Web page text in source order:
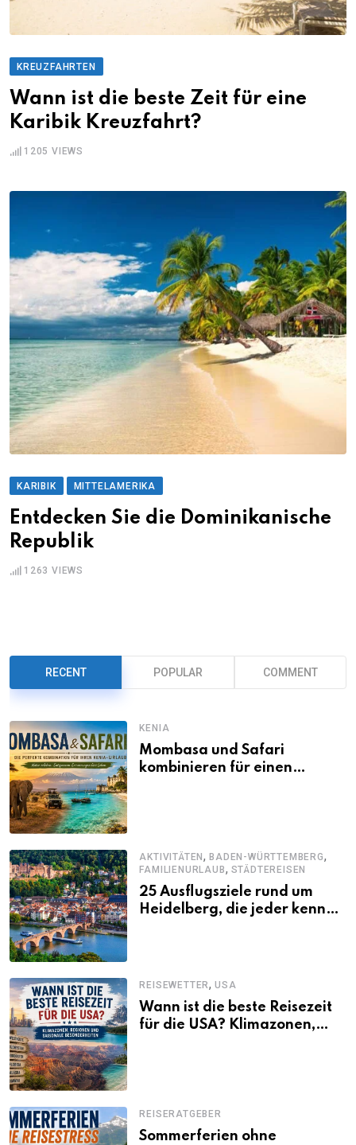
KREUZFAHRTEN
Wann ist die beste Zeit für eine
Karibik Kreuzfahrt?
1205 VIEWS
KARIBIK MITTELAMERIKA
Entdecken Sie die Dominikanische
Republik
1263 VIEWS
RECENT POPULAR COMMENT
KENIA
Mombasa und Safari
kombinieren für einen
AKTIVITÄTEN,BADEN-WÜRTTEMBERG,
FAMILIENURLAUB, STÄDTEREISEN
25 Ausflugsziele rund um
Heidelberg, die jeder kennen
REISEWETTER,USA
Wann ist die beste Reisezeit
für die USA? Klimazonen,
REISERATGEBER
Sommerferien ohne